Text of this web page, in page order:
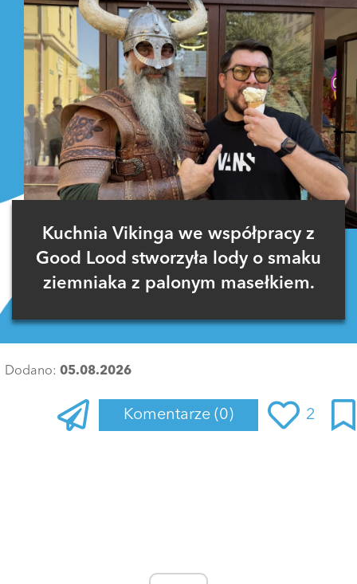
Kuchnia Vikinga we współpracy z
Good Lood stworzyła lody o smaku
ziemniaka z palonym masełkiem.
Dodano: 05.08.2026
Komentarze (0) 2